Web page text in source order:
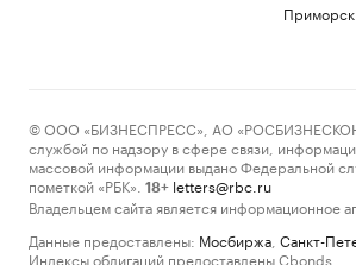
© ООО «БИЗНЕСПРЕСС», АО
службой по надзору в сфере связи,
массовой информации выдано Федеральной
пометкой «РБК».
18+ letters@rbc.ru
Владельцем сайта является информационное
Данные предоставлены: Мосбиржа Санкт-
Индексы облигаций предоставлены Cbonds.